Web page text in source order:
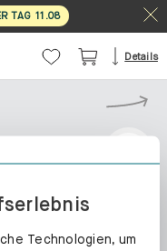
Technologien, um
TAG 11 .08
Details